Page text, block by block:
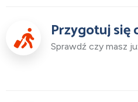
Przygotuj się
Sprawdź czy masz